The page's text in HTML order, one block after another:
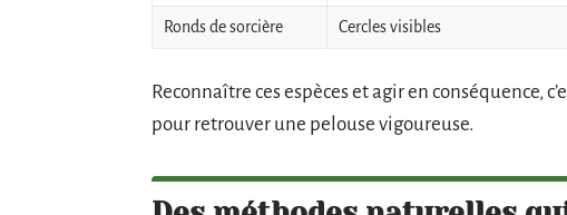
Ronds de sorcière Cercles visibles
Reconnaître ces espèces et agir en conséquence,
pour retrouver une pelouse vigoureuse.